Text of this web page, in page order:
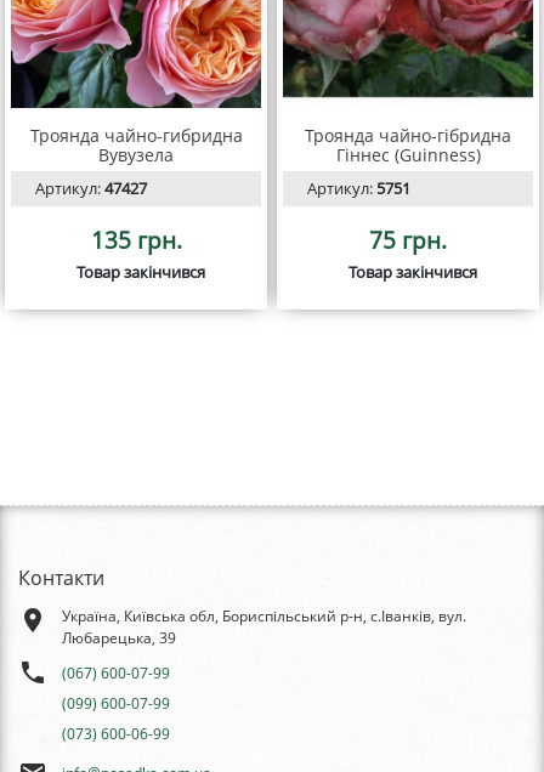
Троянда чайно-гибридна
Вувузела
Артикул:47427
135 грн.
Товар закінчився
Троянда чайно-гібридна
Гіннес (Guinness)
Артикул:5751
75 грн.
Товар закінчився
Контакти
place
Україна, Київська обл, Бориспільський р-н, с.Іванків, вул.
Любарецька, 39
phone
(067) 600-07-99
(099) 600-07-99
(073) 600-06-99